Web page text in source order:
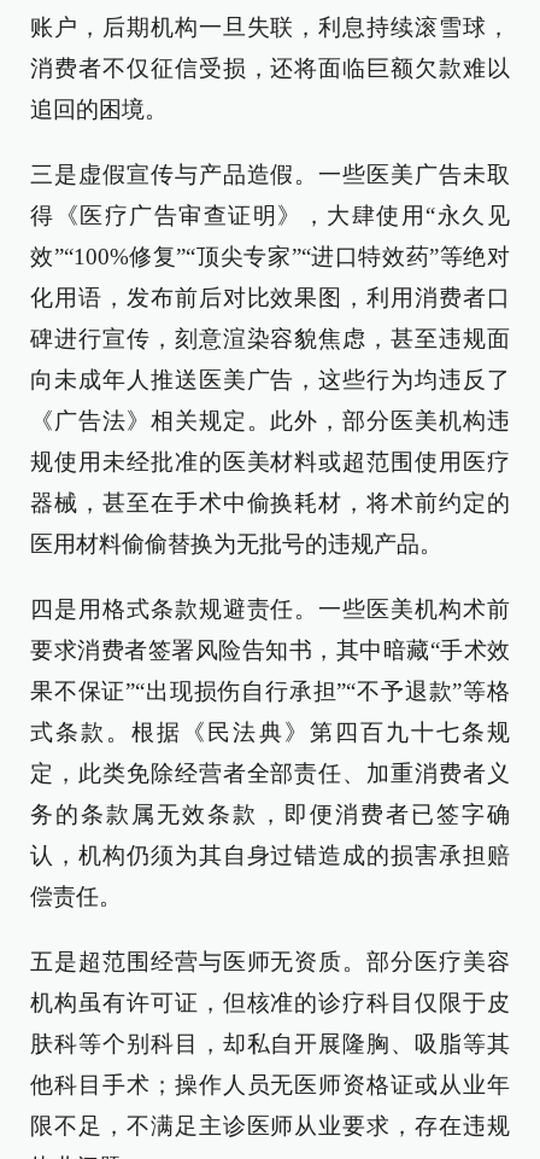
账户，后期机构一旦失联，利息持续滚雪球，
消费者不仅征信受损，还将面临巨额欠款难以
追回的困境。
三是虚假宣传与产品造假。一些医美广告未取
得《医疗广告审查证明》，大肆使用“永久见
效”“100%修复”“顶尖专家”“进口特效药”等绝对
化用语，发布前后对比效果图，利用消费者口
碑进行宣传，刻意渲染容貌焦虑，甚至违规面
向未成年人推送医美广告，这些行为均违反了
《广告法》相关规定。此外，部分医美机构违
规使用未经批准的医美材料或超范围使用医疗
器械，甚至在手术中偷换耗材，将术前约定的
医用材料偷偷替换为无批号的违规产品。
四是用格式条款规避责任。一些医美机构术前
要求消费者签署风险告知书，其中暗藏“手术效
果不保证”“出现损伤自行承担”“不予退款”等格
式条款。根据《民法典》第四百九十七条规
定，此类免除经营者全部责任、加重消费者义
务的条款属无效条款，即便消费者已签字确
认，机构仍须为其自身过错造成的损害承担赔
偿责任。
五是超范围经营与医师无资质。部分医疗美容
机构虽有许可证，但核准的诊疗科目仅限于皮
肤科等个别科目，却私自开展隆胸、吸脂等其
他科目手术；操作人员无医师资格证或从业年
限不足，不满足主诊医师从业要求，存在违规